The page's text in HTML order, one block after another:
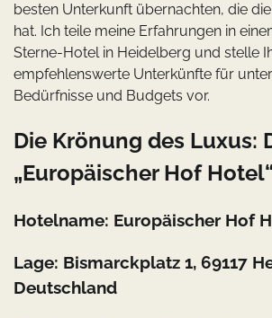
besten Unterkunft übernachten, die
hat. Ich teile meine Erfahrungen in
Sterne-Hotel in Heidelberg und stelle
empfehlenswerte Unterkünfte für
Bedürfnisse und Budgets vor.
Die Krönung des Luxus:
„Europäischer Hof Hotel“
Hotelname: Europäischer Hof
Lage: Bismarckplatz 1, 69117
Deutschland